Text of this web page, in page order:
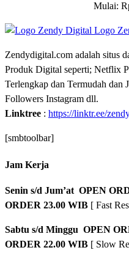
Mulai:
Zendydigital.com adalah situs
Produk Digital seperti; Netflix
Terlengkap dan Termudah dan
Followers Instagram dll.
Linktree : https://linktr.ee/
[smbtoolbar]
Jam Kerja
Senin s/d Jum’at OPEN
ORDER 23.00 WIB [ Fast
Sabtu s/d Minggu OPEN
ORDER 22.00 WIB [ Slow